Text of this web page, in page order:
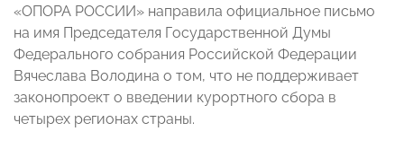
«ОПОРА РОССИИ» направила официальное письмо
на имя Председателя Государственной Думы
Федерального собрания Российской Федерации
Вячеслава Володина о том, что не поддерживает
законопроект о введении курортного сбора в
четырех регионах страны.